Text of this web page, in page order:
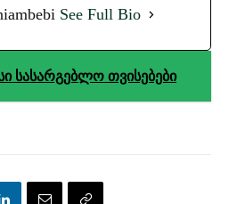
See Full Bio
სასარგებლო თვისებები